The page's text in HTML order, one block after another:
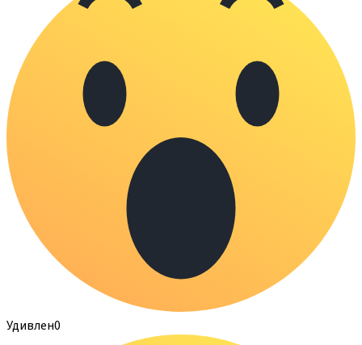
Удивлен0